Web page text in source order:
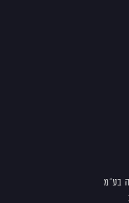
בע"מ